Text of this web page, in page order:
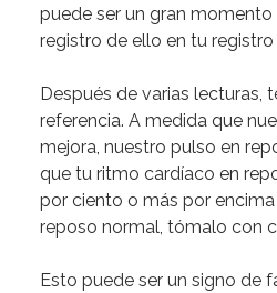
puede ser un gran
registro de ello en tu
Después de varias lecturas,
referencia. A medida que
mejora, nuestro pulso en
que tu ritmo cardíaco en
por ciento o más por
reposo normal, tómalo con
Esto puede ser un signo de